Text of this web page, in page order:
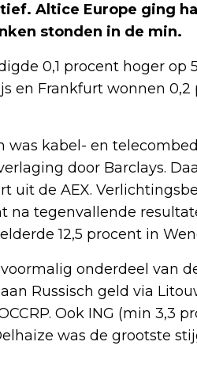
Altice Europe ging
stonden in de min.
0,1 procent hoger op
en Frankfurt wonnen
was kabel- en
door Barclays.
uit de AEX.
na tegenvallende
12,5 procent in
voormalig onderdeel van
Russisch geld via
Ook ING (min 3,3
was de grootste